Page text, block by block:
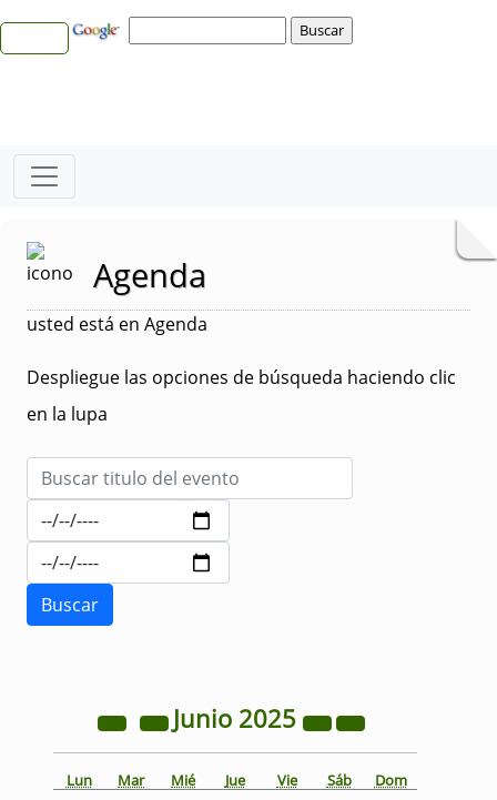
Agenda
usted está en Agenda
Despliegue las opciones de búsqueda haciendo clic
en la lupa
Junio 2025
Lun Mar Mié Jue Vie Sáb Dom